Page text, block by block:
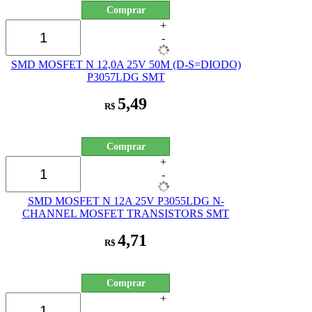
Comprar
+
-
SMD MOSFET N 12,0A 25V 50M (D-S=DIODO)
P3057LDG SMT
R$ 5,49
Comprar
+
-
SMD MOSFET N 12A 25V P3055LDG N-
CHANNEL MOSFET TRANSISTORS SMT
R$ 4,71
Comprar
+